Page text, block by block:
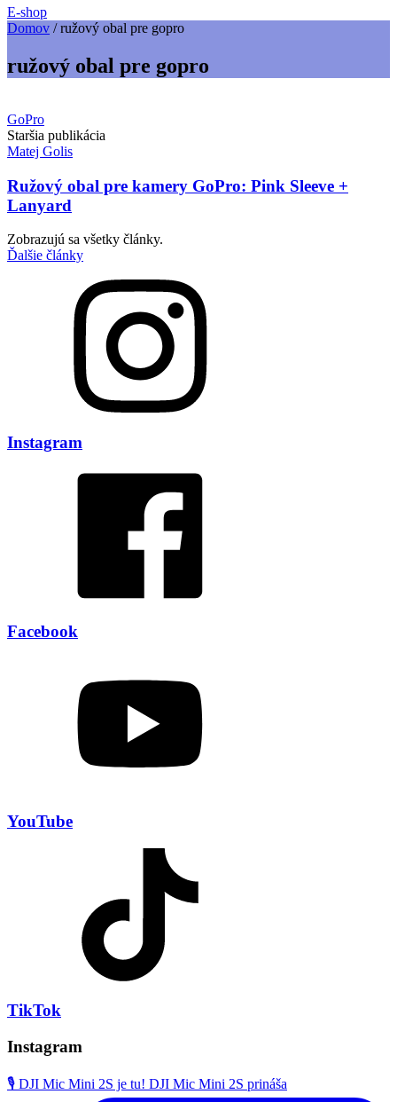
E-shop
Domov /ružový obal pre gopro
ružový obal pre gopro
GoPro
Staršia publikácia
Matej Golis
Ružový obal pre kamery GoPro: Pink Sleeve +
Lanyard
Zobrazujú sa všetky články.
Ďalšie články
Instagram
Facebook
YouTube
TikTok
Instagram
🎙️ DJI Mic Mini 2S je tu! DJI Mic Mini 2S prináša